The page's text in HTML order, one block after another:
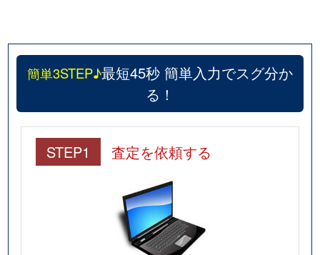
簡単3STEP♪最短45秒 簡単入力でスグ分か
る！
STEP1 査定を依頼する